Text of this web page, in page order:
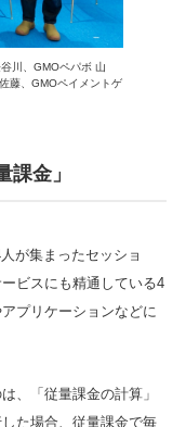
川、GMOペパボ 山
藤、GMOペイメントゲ
金」
が集まったセッショ
ビスにも精通している4
プリケーションなどに
、「従量課金の計算」
た場合、従量課金で毎